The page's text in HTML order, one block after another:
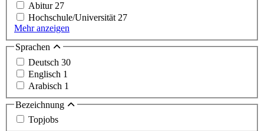
Abitur 27
Hochschule/Universität 27
Mehr anzeigen
Sprachen
Deutsch 30
Englisch 1
Arabisch 1
Bezeichnung
Topjobs